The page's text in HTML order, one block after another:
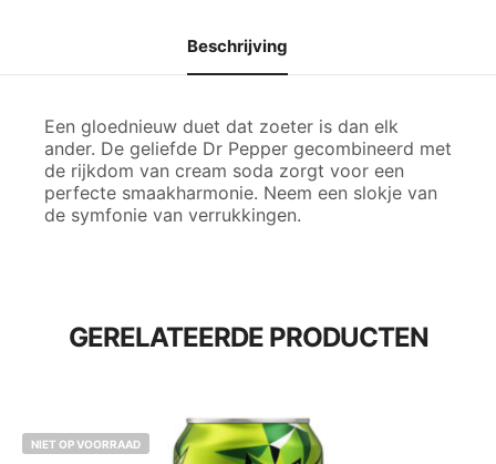
Beschrijving
Een gloednieuw duet dat zoeter is dan elk
ander. De geliefde Dr Pepper gecombineerd met
de rijkdom van cream soda zorgt voor een
perfecte smaakharmonie. Neem een ​​slokje van
de symfonie van verrukkingen.
GERELATEERDE PRODUCTEN
NIET OP VOORRAAD